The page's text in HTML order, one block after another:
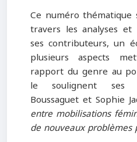
Ce numéro
travers les analyses
ses contributeurs, un
plusieurs aspects
rapport du genre au
le soulignent ses
Boussaguet et Sophie
entre mobilisations
de nouveaux problèmes